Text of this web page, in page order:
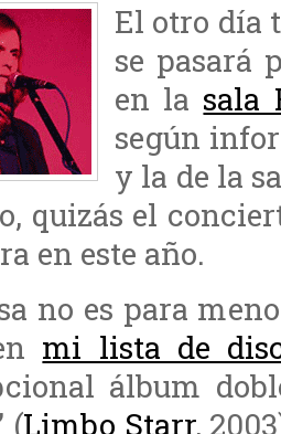
El otro día
se pasará
en la sala
según
y la de la
quizás el
en este año.
no es para
mi lista de
álbum
(Limbo Starr,